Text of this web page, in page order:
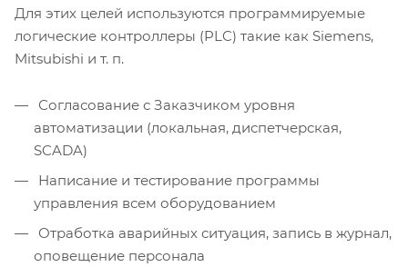
Для этих целей используются программируемые
логические контроллеры (PLC) такие как Siemens,
Mitsubishi и т. п.
Согласование с Заказчиком уровня
автоматизации (локальная, диспетчерская,
SCADA)
Написание и тестирование программы
управления всем оборудованием
Отработка аварийных ситуация, запись в журнал,
оповещение персонала